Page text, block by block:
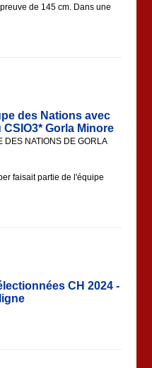
de 145 cm. Dans une
des Nations avec
Gorla Minore
DES NATIONS DE GORLA
faisait partie de l'équipe
CH 2024 -